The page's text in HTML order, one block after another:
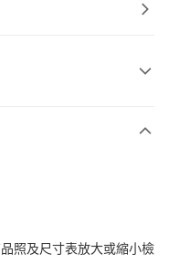
照及尺寸表放大或縮小檢